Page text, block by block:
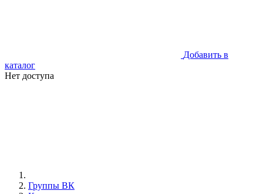
Добавить в
каталог
Нет доступа
Группы ВК